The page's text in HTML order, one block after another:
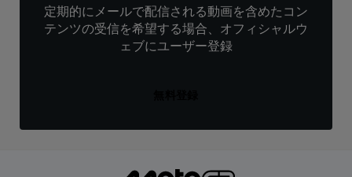
定期的にメールで配信される動画を含めたコン
テンツの受信を希望する場合、オフィシャルウ
ェブにユーザー登録